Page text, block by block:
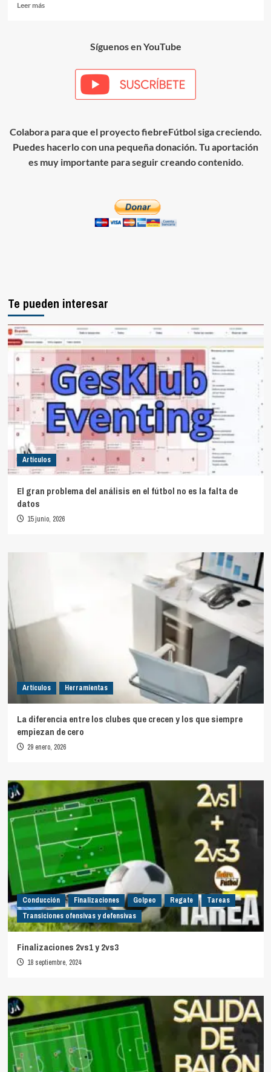
Leer másLeer
combinativo
Síguenos en YouTube
Colabora para que el proyecto fiebreFútbol siga creciendo.
Puedes hacerlo con una pequeña donación. Tu aportación
es muy importante para seguir creando contenido.
Te pueden interesar
Artículos
El gran problema del análisis en el fútbol no es la falta de
datos
15 junio, 2026
Artículos Herramientas
La diferencia entre los clubes que crecen y los que siempre
empiezan de cero
29 enero, 2026
Conducción Finalizaciones Golpeo Regate
Tareas
Transiciones ofensivas y defensivas
Finalizaciones 2vs1 y 2vs3
18 septiembre, 2024